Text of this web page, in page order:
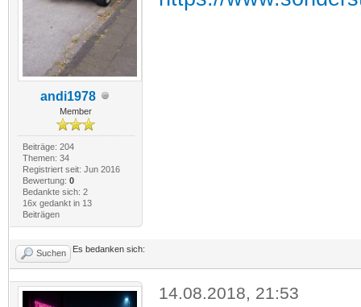
andi1978
Member
Beiträge: 204
Themen: 34
Registriert seit: Jun 2016
Bewertung: 0
Bedankte sich: 2
16x gedankt in 13
Beiträgen
Suchen Es bedanken sich:
14.08.2018, 21:53